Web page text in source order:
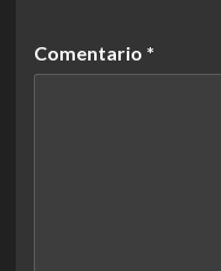
Comentario *